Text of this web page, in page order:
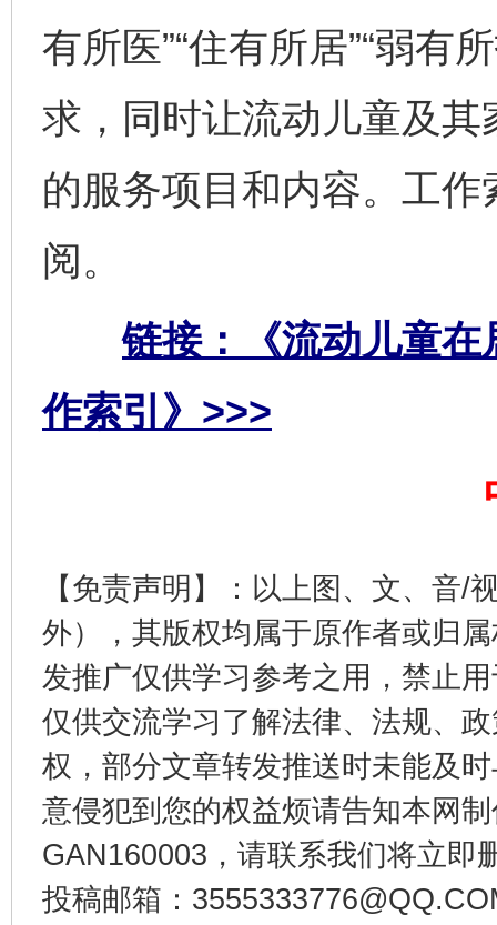
有所医”“住有所居”“弱有
求，同时让流动儿童及
的服务项目和内容。工
阅。
链接：《流动儿童
作索引》>>>
【免责声明】：以上图、文、音/
外），其版权均属于原作者或归
发推广仅供学习参考之用，禁止
仅供交流学习了解法律、法规、
权，部分文章转发推送时未能及
意侵犯到您的权益烦请告知本网
GAN160003，请联系我们将立即
投稿邮箱：
一纸欠
东山县通报“牛蛙产品抗生素超标问题” 法